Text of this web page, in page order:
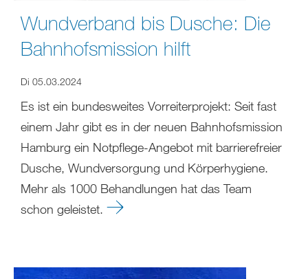
Wundverband bis Dusche: Die
Bahnhofsmission hilft
Di 05.03.2024
Es ist ein bundesweites Vorreiterprojekt: Seit fast
einem Jahr gibt es in der neuen Bahnhofsmission
Hamburg ein Notpflege-Angebot mit barrierefreier
Dusche, Wundversorgung und Körperhygiene.
Mehr als 1000 Behandlungen hat das Team
schon geleistet.